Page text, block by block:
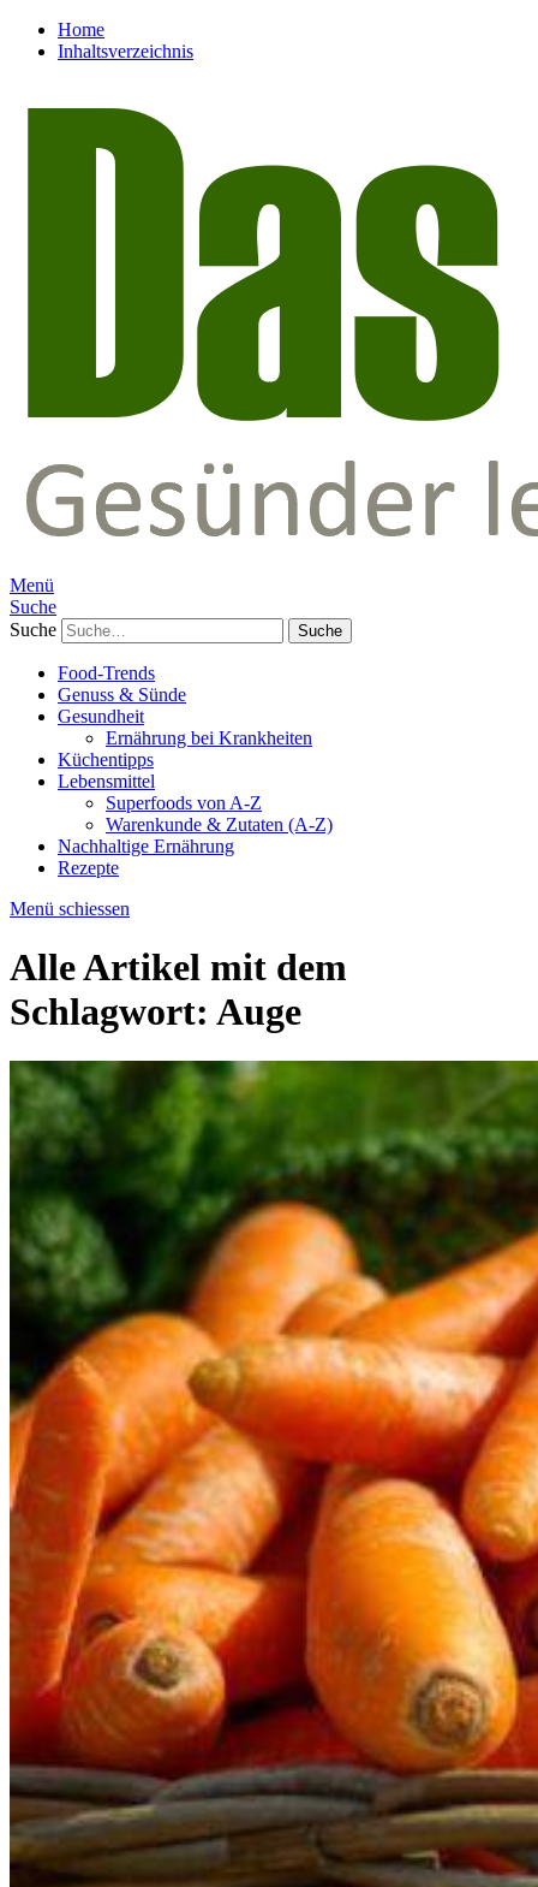
Home
Inhaltsverzeichnis
Menü
Suche
Suche
Food-Trends
Genuss & Sünde
Gesundheit
Ernährung bei Krankheiten
Küchentipps
Lebensmittel
Superfoods von A-Z
Warenkunde & Zutaten (A-Z)
Nachhaltige Ernährung
Rezepte
Menü schiessen
Alle Artikel mit dem
Schlagwort: Auge